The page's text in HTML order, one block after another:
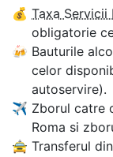
💰 Taxa Servicii
obligatorie
🍻 Bauturile
celor
autoservire).
✈ Zborul catre
Roma si
🚖 Transferul